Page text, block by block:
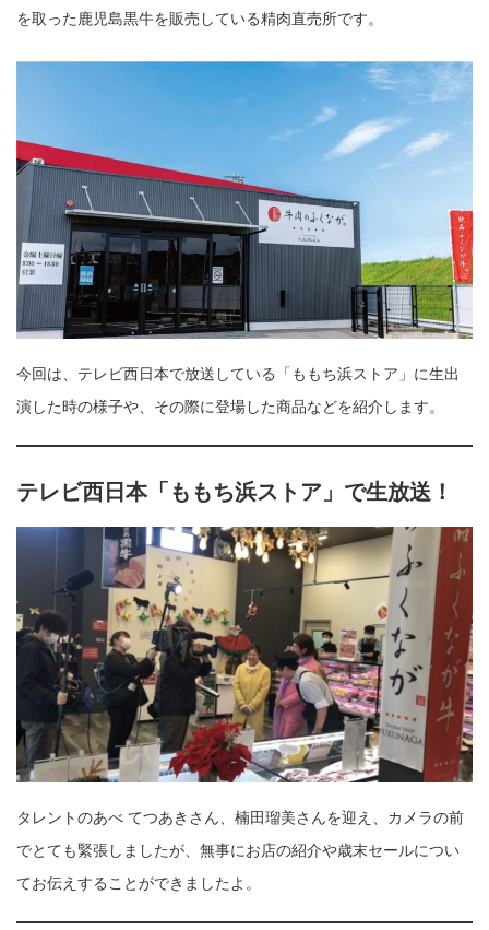
を取った鹿児島黒牛を販売している精肉直売所です。
今回は、テレビ西日本で放送している「ももち浜ストア」に生出
演した時の様子や、その際に登場した商品などを紹介します。
テレビ西日本「ももち浜ストア」で生放送！
タレントのあべ てつあきさん、楠田瑠美さんを迎え、カメラの前
でとても緊張しましたが、無事にお店の紹介や歳末セールについ
てお伝えすることができましたよ。